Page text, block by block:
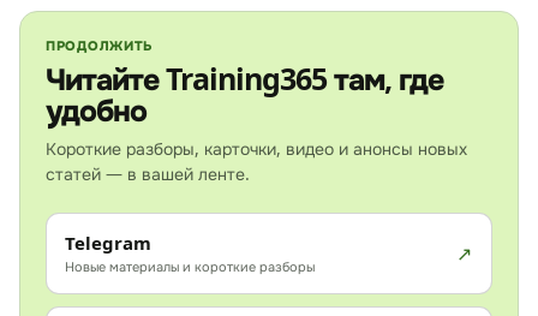
ПРОДОЛЖИТЬ
Читайте Training365 там, где
удобно
Короткие разборы, карточки, видео и анонсы новых
статей — в вашей ленте.
Telegram
Новые материалы и короткие разборы